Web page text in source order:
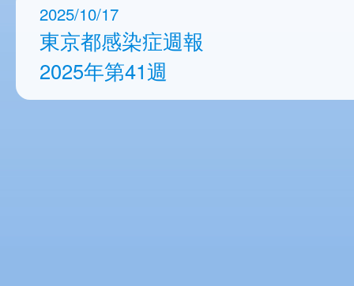
2025/10/17
東京都感染症週報
2025年第41週